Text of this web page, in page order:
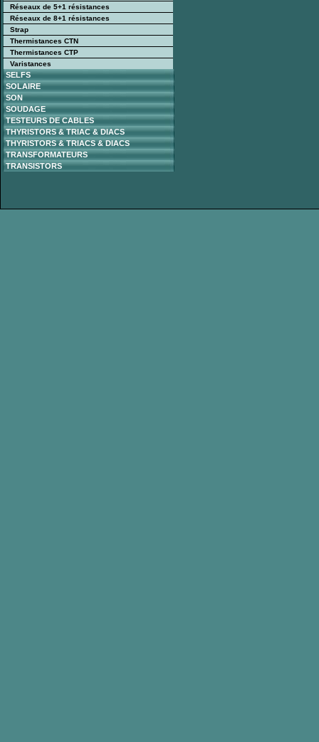
Réseaux de 5+1 résistances
Réseaux de 8+1 résistances
Strap
Thermistances CTN
Thermistances CTP
Varistances
SELFS
SOLAIRE
SON
SOUDAGE
TESTEURS DE CABLES
THYRISTORS & TRIAC & DIACS
THYRISTORS & TRIACS & DIACS
TRANSFORMATEURS
TRANSISTORS